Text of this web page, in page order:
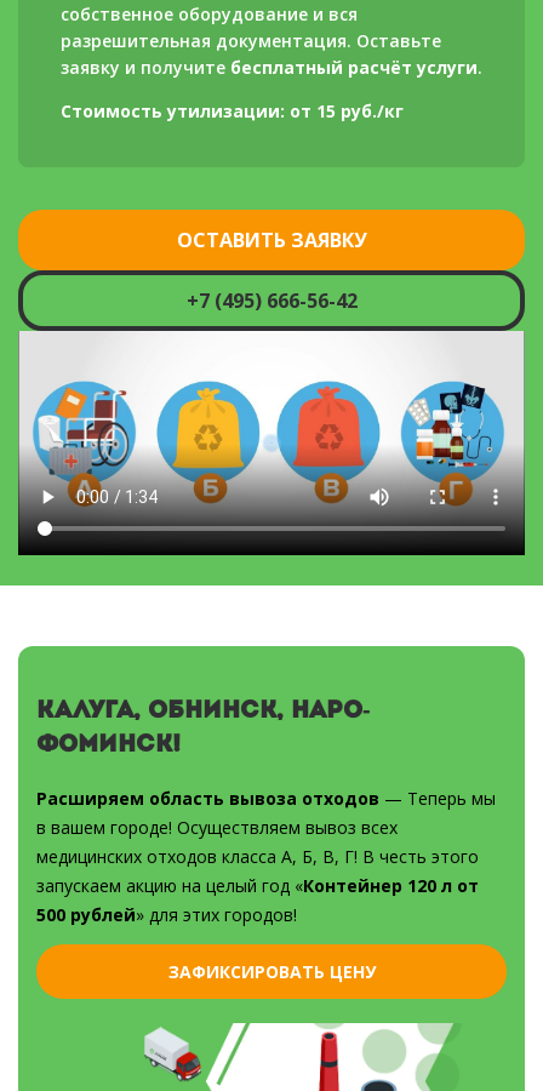
собственное оборудование и вся
разрешительная документация. Оставьте
заявку и получите бесплатный расчёт услуги.
Стоимость утилизации: от 15 руб./кг
ОСТАВИТЬ ЗАЯВКУ
+7 (495) 666-56-42
Калуга, Обнинск, Наро-
Фоминск!
Расширяем область вывоза отходов — Теперь мы
в вашем городе! Осуществляем вывоз всех
медицинских отходов класса А, Б, В, Г! В честь этого
запускаем акцию на целый год «Контейнер 120 л от
500 рублей» для этих городов!
ЗАФИКСИРОВАТЬ ЦЕНУ